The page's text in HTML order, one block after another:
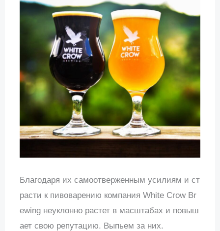
Благодаря их самоотверженным усилиям и ст
расти к пивоварению компания White Crow Br
ewing неуклонно растет в масштабах и повыш
ает свою репутацию. Выпьем за них.